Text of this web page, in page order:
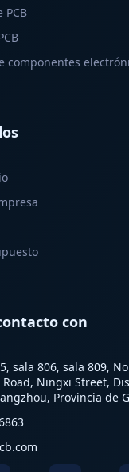
PCB
componentes
con
sala 806, sala 809,
Ningxi Street,
Provincia de